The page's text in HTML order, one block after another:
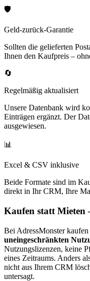
🛡️
Geld-zurück-Garantie
Sollten die gelieferten
Ihnen den Kaufpreis –
🔄
Regelmäßig aktualisiert
Unsere Datenbank wird
Einträgen ergänzt. Der
ausgewiesen.
📊
Excel & CSV inklusive
Beide Formate sind im
direkt in Ihr CRM, Ihre
Kaufen statt Mieten
Bei AdressMonster
uneingeschränkten
Nutzungslizenzen, keine
eines Zeitraums. Anders
nicht aus Ihrem CRM
untersagt.